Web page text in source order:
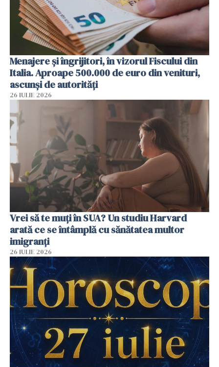
Menajere și îngrijitori, în vizorul Fiscului din
Italia. Aproape 500.000 de euro din venituri,
ascunși de autorități
26 IULIE 2026
Vrei să te muți în SUA? Un studiu Harvard
arată ce se întâmplă cu sănătatea multor
imigranți
26 IULIE 2026